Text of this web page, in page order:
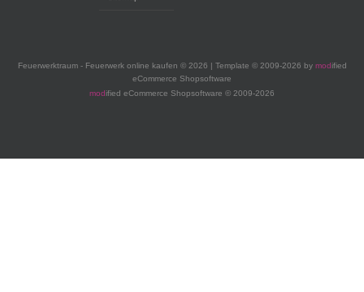
Feuerwerktraum - Feuerwerk online kaufen © 2026 | Template © 2009-2026 by modified
eCommerce Shopsoftware
modified eCommerce Shopsoftware © 2009-2026